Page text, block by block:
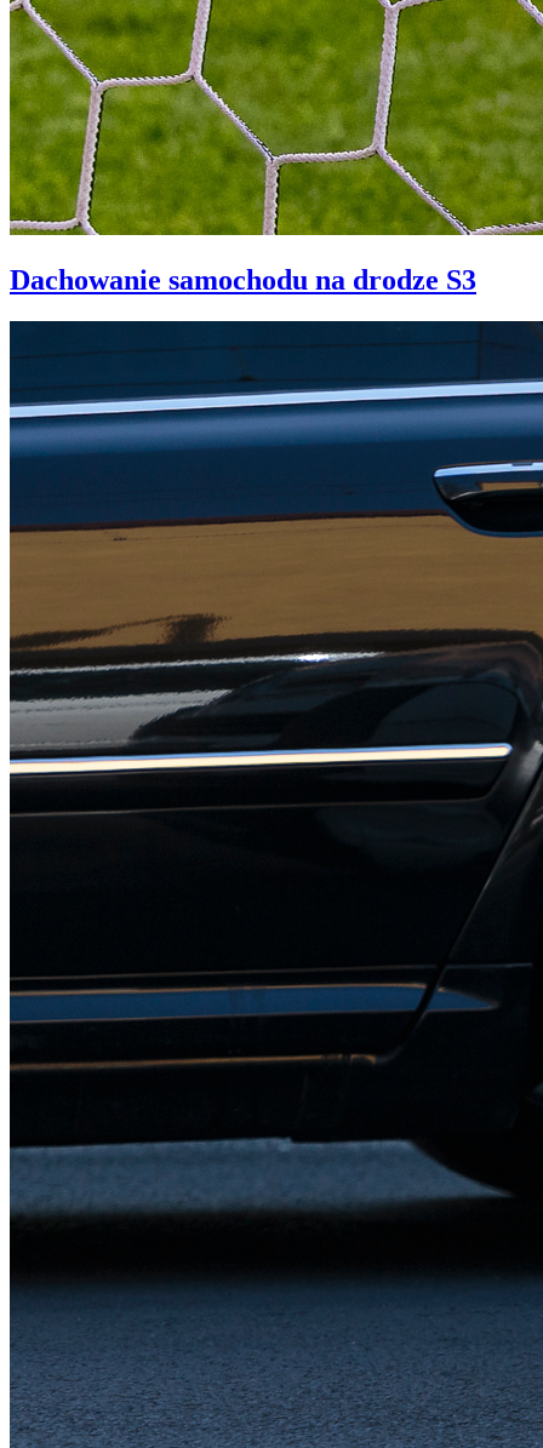
Dachowanie samochodu na drodze S3